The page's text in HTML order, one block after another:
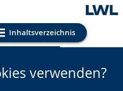
Inhaltsverzeichnis
verwenden?